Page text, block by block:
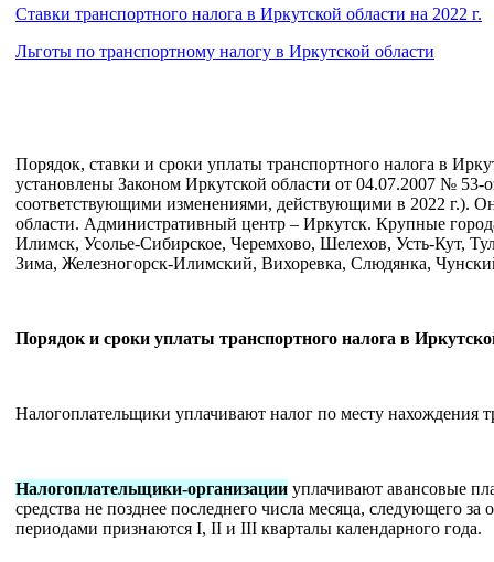
Ставки транспортного налога в Иркутской области на 2022 г.
Льготы по транспортному налогу в Иркутской области
Порядок, ставки и сроки уплаты транспортного налога в
установлены Законом Иркутской области от 04.07.2007 № 53-
соответствующими изменениями, действующими в 2022 г.). Он
области. Административный центр – Иркутск. Крупные
Илимск, Усолье-Сибирское, Черемхово, Шелехов, Усть-Кут,
Зима, Железногорск-Илимский, Вихоревка, Слюдянка,
Порядок и сроки уплаты транспортного налога в
Налогоплательщики уплачивают налог по месту нахождения
Налогоплательщики-организации уплачивают авансовые
средства не позднее последнего числа месяца, следующего
периодами признаются I, II и III кварталы календарного года.